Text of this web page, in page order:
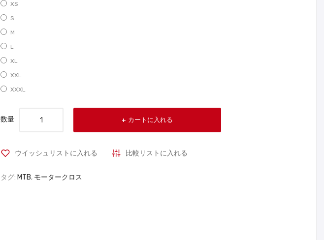
XS
S
M
L
XL
XXL
XXXL
数量 カートに入れる
ウイッシュリストに入れる 比較リストに入れる
タグ: MTB, モータークロス